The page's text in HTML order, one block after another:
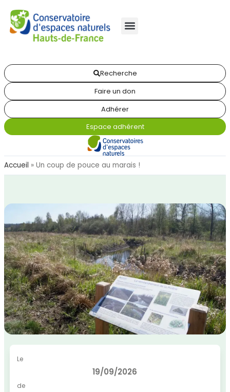
Recherche
Faire un don
Adhérer
Espace adhérent
Accueil » Un coup de pouce au marais !
Le
19/09/2026
de